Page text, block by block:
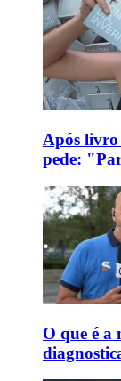
Após
pede:
O que é a